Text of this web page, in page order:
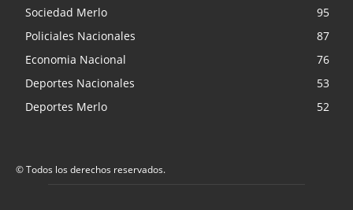
Sociedad Merlo
95
Policiales Nacionales
87
Economia Nacional
76
Deportes Nacionales
53
Deportes Merlo
52
© Todos los derechos reservados.